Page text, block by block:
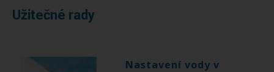
Užitečné rady
Nastavení vody v